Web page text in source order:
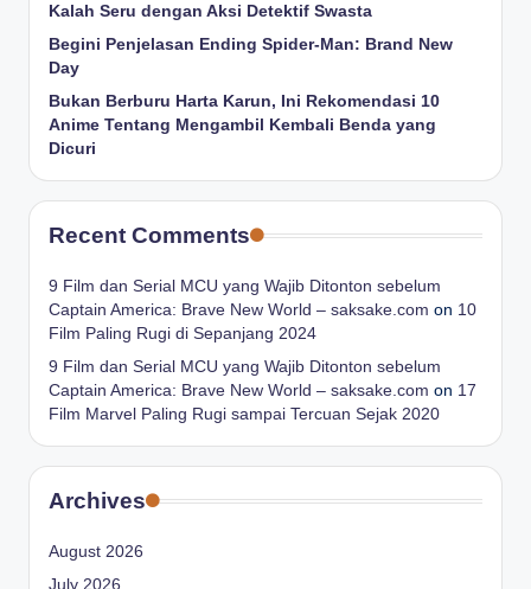
Kalah Seru dengan Aksi Detektif Swasta
Begini Penjelasan Ending Spider-Man: Brand New
Day
Bukan Berburu Harta Karun, Ini Rekomendasi 10
Anime Tentang Mengambil Kembali Benda yang
Dicuri
Recent Comments
9 Film dan Serial MCU yang Wajib Ditonton sebelum
Captain America: Brave New World – saksake.com on 10
Film Paling Rugi di Sepanjang 2024
9 Film dan Serial MCU yang Wajib Ditonton sebelum
Captain America: Brave New World – saksake.com on 17
Film Marvel Paling Rugi sampai Tercuan Sejak 2020
Archives
August 2026
July 2026